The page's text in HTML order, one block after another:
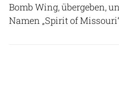
Bomb Wing, übergeben,
Namen „Spirit of